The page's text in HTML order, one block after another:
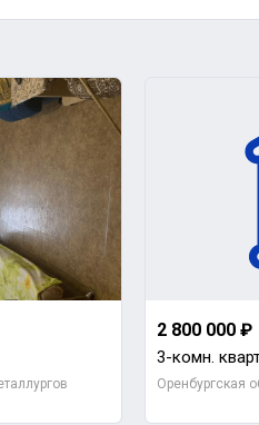
2 800 000 ₽
3-комн.
Оренбургская